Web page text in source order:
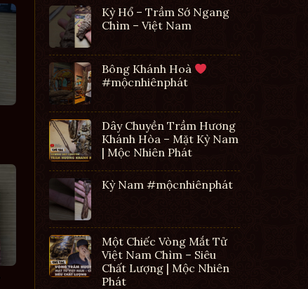
Kỳ Hổ – Trầm Sớ Ngang
Chìm – Việt Nam
Bông Khánh Hoà
#mộcnhiênphát
Dây Chuyền Trầm Hương
Khánh Hòa – Mặt Kỳ Nam
| Mộc Nhiên Phát
Kỳ Nam #mộcnhiênphát
Một Chiếc Vòng Mắt Tử
Việt Nam Chìm – Siêu
Chất Lượng | Mộc Nhiên
Phát